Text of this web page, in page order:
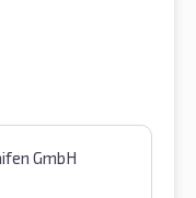
GmbH